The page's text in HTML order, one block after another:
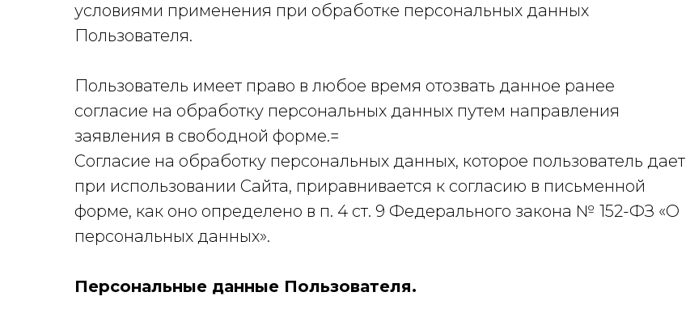
условиями применения при обработке персональных данных
Пользователя.
Пользователь имеет право в любое время отозвать данное ранее
согласие на обработку персональных данных путем направления
заявления в свободной форме.=
Согласие на обработку персональных данных, которое пользователь дает
при использовании Сайта, приравнивается к согласию в письменной
форме, как оно определено в п. 4 ст. 9 Федерального закона № 152-ФЗ «О
персональных данных».
Персональные данные Пользователя.